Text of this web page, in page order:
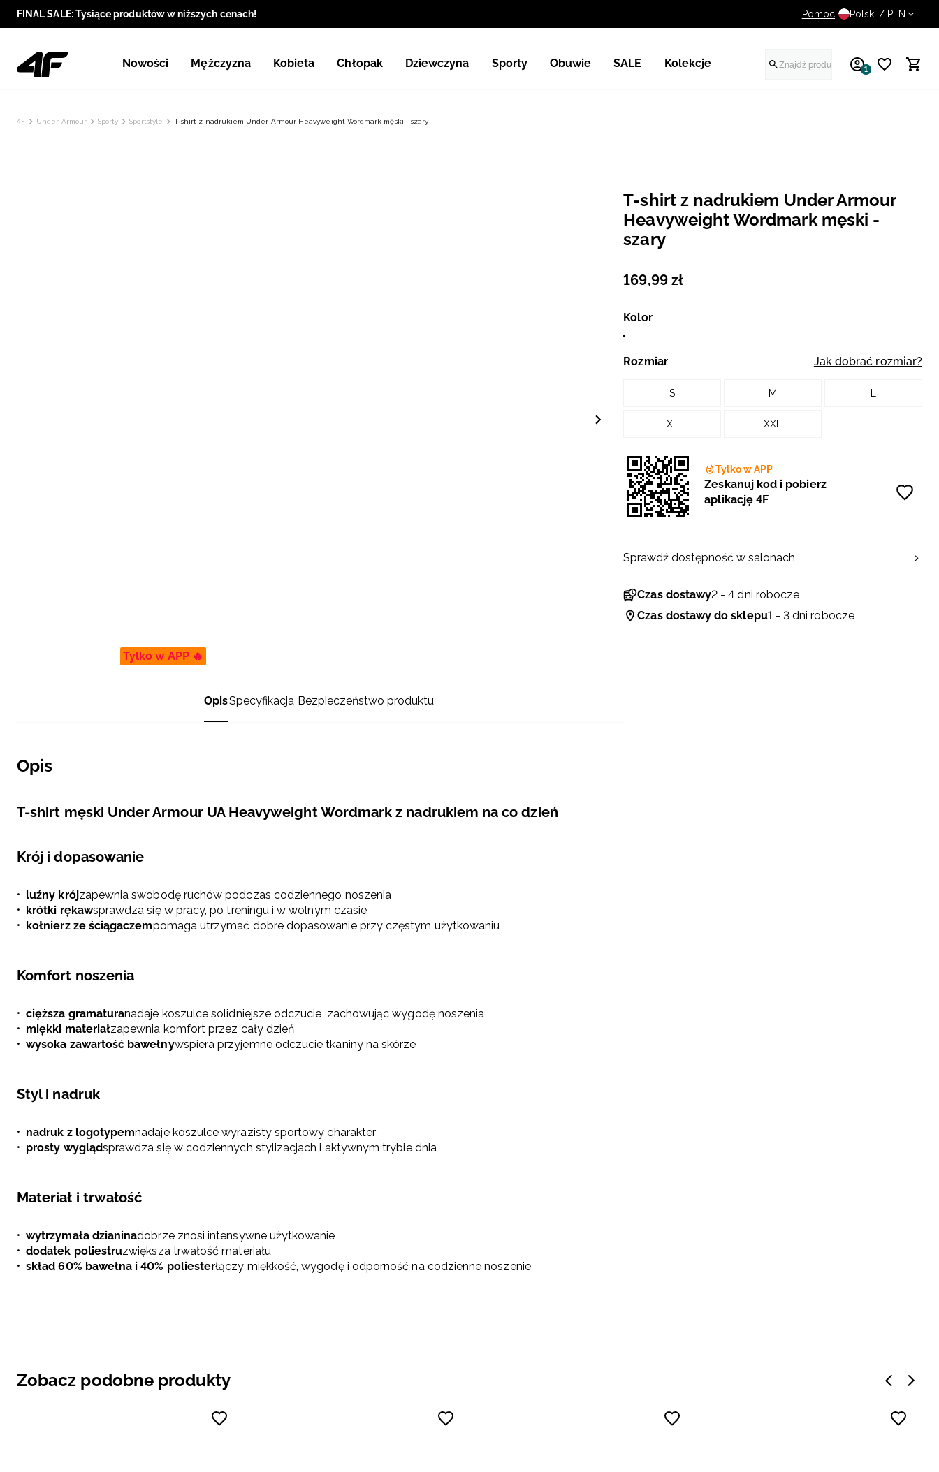
FINAL SALE: Tysiące produktów w niższych cenach! UWAGA NA FAŁSZYWE
Pomoc Polski / PLN
Nowości Mężczyzna Kobieta Chłopak Dziewczyna Sporty Obuwie SALE Kolekcje 1
4F Under Armour Sporty Sportstyle T-shirt z nadrukiem Under Armour Heavyweight Wordmark męski - szary
Tylko w APP 🔥
OpisSpecyfikacja Bezpieczeństwo produktu
Opis
T-shirt męski Under Armour UA Heavyweight Wordmark z nadrukiem na co dzień
Krój i dopasowanie
luźny krójzapewnia swobodę ruchów podczas codziennego noszenia
krótki rękawsprawdza się w pracy, po treningu i w wolnym czasie
kołnierz ze ściągaczempomaga utrzymać dobre dopasowanie przy częstym użytkowaniu
Komfort noszenia
cięższa gramaturanadaje koszulce solidniejsze odczucie, zachowując wygodę noszenia
miękki materiałzapewnia komfort przez cały dzień
wysoka zawartość bawełnywspiera przyjemne odczucie tkaniny na skórze
Styl i nadruk
nadruk z logotypemnadaje koszulce wyrazisty sportowy charakter
prosty wyglądsprawdza się w codziennych stylizacjach i aktywnym trybie dnia
Materiał i trwałość
wytrzymała dzianinadobrze znosi intensywne użytkowanie
dodatek poliestruzwiększa trwałość materiału
skład 60% bawełna i 40% poliesterłączy miękkość, wygodę i odporność na codzienne noszenie
T-shirt z nadrukiem Under Armour
Heavyweight Wordmark męski -
szary
169,99 zł
Kolor
Rozmiar Jak dobrać rozmiar?
S M
XL XXL
Tylko w APP
Zeskanuj kod i pobierz
aplikację 4F
Czas dostawy2 - 4 dni robocze
Czas dostawy do sklepu1 - 3 dni robocze
Sprawdź dostępność w salonach
Zobacz podobne produkty